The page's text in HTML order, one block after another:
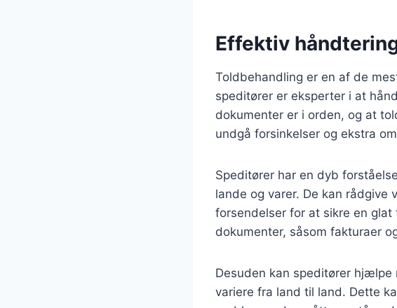
Effektiv
Toldbehandling er en af de
speditører er eksperter i at
dokumenter er i orden, og at
undgå forsinkelser og ekstra
Speditører har en dyb
lande og varer. De kan
forsendelser for at sikre en
dokumenter, såsom fakturaer
Desuden kan speditører hjælpe
variere fra land til land. Dette